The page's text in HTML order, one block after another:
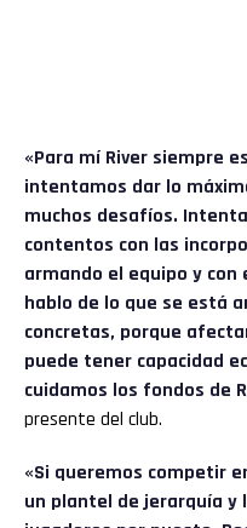
«Para mí River siempre
intentamos dar lo
muchos desafíos.
contentos con las
armando el equipo y con
hablo de lo que se está
concretas, porque
puede tener capacidad
cuidamos los fondos de
presente del club.
«Si queremos competir
un plantel de jerarquía y